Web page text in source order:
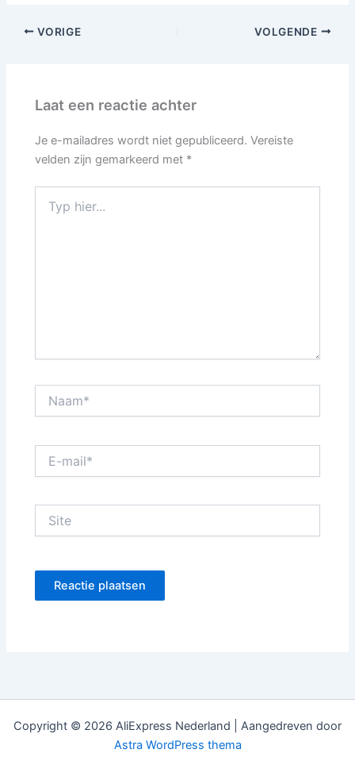
VORIGE VOLGENDE
Laat een reactie achter
Je e-mailadres wordt niet gepubliceerd. Vereiste
velden zijn gemarkeerd met *
hier...
mail*
Copyright © 2026 AliExpress Nederland | Aangedreven door
Astra WordPress thema